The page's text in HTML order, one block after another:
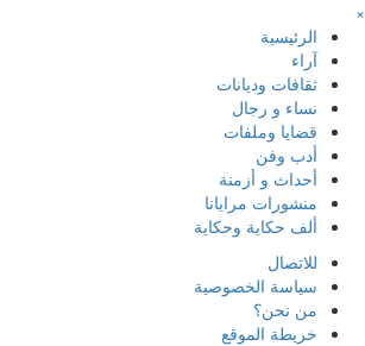
×
الرئيسية
آراء
ثقافات وديانات
نساء و رجال
قضايا وملفات
أدب وفن
أحداث و أزمنة
منشورات مرايانا
ألف حكاية وحكاية
للاتصال
سياسة الخصوصية
من نحن؟
خريطة الموقع